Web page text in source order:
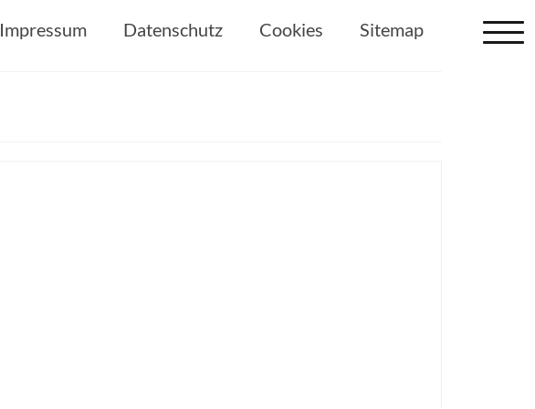
Impressum Datenschutz Cookies Sitemap